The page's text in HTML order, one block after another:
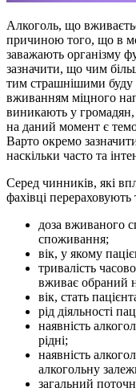
Алкоголь, що
причиною того, що в
заважають організму
зазначити, що чим
тим страшнішими буду
вживанням міцного
виникають у громадян,
на даний момент є
Варто окремо
наскільки часто та
Серед чинників, які
фахівці перераховують
доза вживаного
споживання;
вік, у якому
тривалість
вживає обраний
вік, стать
рід діяльності
наявність
рідні;
наявність
алкогольну
загальний